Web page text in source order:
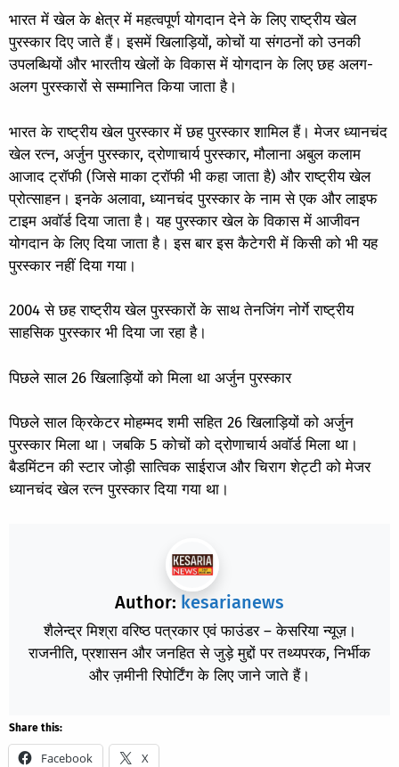
भारत में खेल के क्षेत्र में महत्वपूर्ण योगदान देने के लिए राष्ट्रीय खेल
पुरस्कार दिए जाते हैं। इसमें खिलाड़ियों, कोचों या संगठनों को उनकी
उपलब्धियों और भारतीय खेलों के विकास में योगदान के लिए छह अलग-
अलग पुरस्कारों से सम्मानित किया जाता है।
भारत के राष्ट्रीय खेल पुरस्कार में छह पुरस्कार शामिल हैं। मेजर ध्यानचंद
खेल रत्न, अर्जुन पुरस्कार, द्रोणाचार्य पुरस्कार, मौलाना अबुल कलाम
आजाद ट्रॉफी (जिसे माका ट्रॉफी भी कहा जाता है) और राष्ट्रीय खेल
प्रोत्साहन। इनके अलावा, ध्यानचंद पुरस्कार के नाम से एक और लाइफ
टाइम अवॉर्ड दिया जाता है। यह पुरस्कार खेल के विकास में आजीवन
योगदान के लिए दिया जाता है। इस बार इस कैटेगरी में किसी को भी यह
पुरस्कार नहीं दिया गया।
2004 से छह राष्ट्रीय खेल पुरस्कारों के साथ तेनजिंग नोर्गे राष्ट्रीय
साहसिक पुरस्कार भी दिया जा रहा है।
पिछले साल 26 खिलाड़ियों को मिला था अर्जुन पुरस्कार
पिछले साल क्रिकेटर मोहम्मद शमी सहित 26 खिलाड़ियों को अर्जुन
पुरस्कार मिला था। जबकि 5 कोचों को द्रोणाचार्य अवॉर्ड मिला था।
बैडमिंटन की स्टार जोड़ी सात्विक साईराज और चिराग शेट्टी को मेजर
ध्यानचंद खेल रत्न पुरस्कार दिया गया था।
Author: kesarianews
शैलेन्द्र मिश्रा वरिष्ठ पत्रकार एवं फाउंडर – केसरिया न्यूज़।
राजनीति, प्रशासन और जनहित से जुड़े मुद्दों पर तथ्यपरक, निर्भीक
और ज़मीनी रिपोर्टिंग के लिए जाने जाते हैं।
Share this:
Facebook X